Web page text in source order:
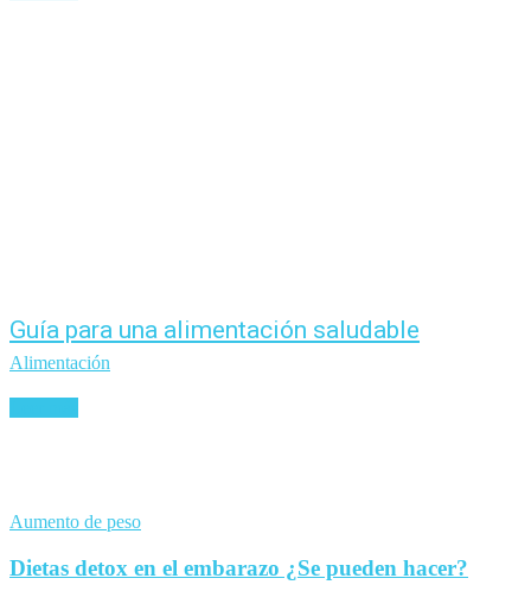
Guía para una alimentación saludable
Alimentación
Aumento de peso
Dietas detox en el embarazo ¿Se pueden hacer?